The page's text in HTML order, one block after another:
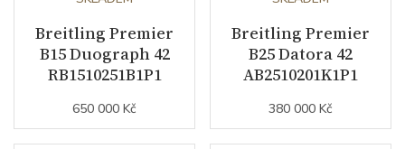
Breitling Premier
B15 Duograph 42
RB1510251B1P1
650 000 Kč
Breitling Premier
B25 Datora 42
AB2510201K1P1
380 000 Kč